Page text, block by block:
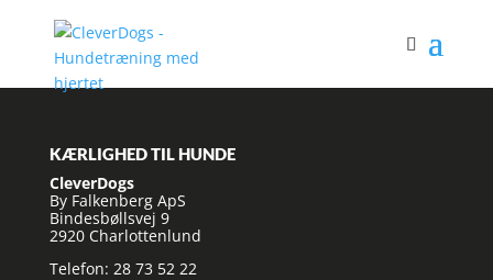
KÆRLIGHED TIL HUNDE
CleverDogs
By Falkenberg ApS
Bindesbøllsvej 9
2920 Charlottenlund
Telefon: 28 73 52 22